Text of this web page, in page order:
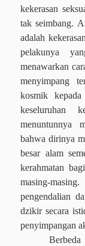
kekerasan
tak seimbang.
adalah
pelakunya
menawarkan
menyimpang
kosmik kepada
keseluruhan
menuntunnya
bahwa dirinya
besar alam
kerahmatan
masing-
pengendalian
dzikir secara
penyimpangan